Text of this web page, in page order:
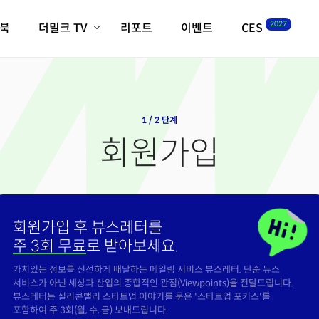
더밀크 TV
크리스의 뉴욕 시그널
밸리토크
리포트 이벤트 CES 2027
1 / 2 단계
회원가입
회원가입 후 뷰스레터를
주 3회 무료로 받아보세요.
가치있는 정보를 신선하게 배달하는 메일링 서비스 뷰스레터. 단순 뉴스
서비스가 아닌 세상과 산업의 종합적인 관점(Viewpoints)을 전달드립니다.
뷰스레터는 실리콘밸리 스타트업 이야기를 묶은 '스타트업 포커스'를
포함하여 주 3회(월, 수, 금) 보내드립니다.